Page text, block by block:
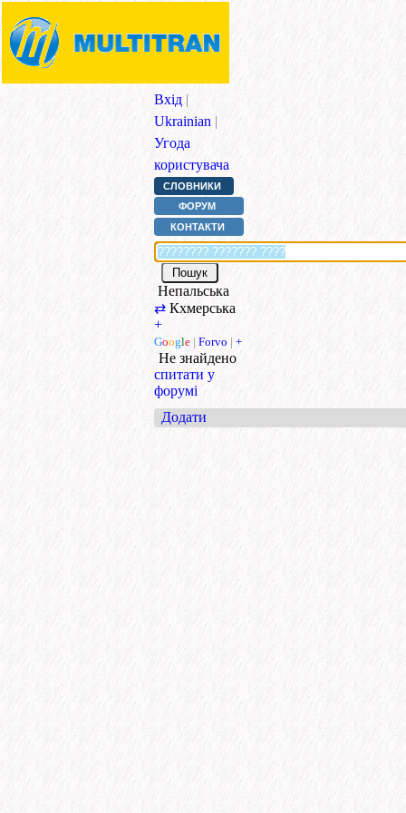
Вхід |
Ukrainian |
Угода
користувача
СЛОВНИКИ
ФОРУМ
КОНТАКТИ
Непальська
⇄ Кхмерська
+
Google | Forvo | +
Не знайдено
спитати у
форумі
Додати